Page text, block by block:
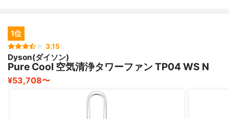
1位
3.15
Dyson(ダイソン)
Pure Cool 空気清浄タワーファン TP04 WS N
¥53,708〜